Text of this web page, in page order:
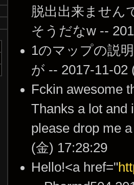
脱出出来ません
そうだなw --
1のマップの説
が -- 2017-11-02
Fckin awesome
Thanks a lot and
please drop me
(金) 17:28:29
Hello!<a href="